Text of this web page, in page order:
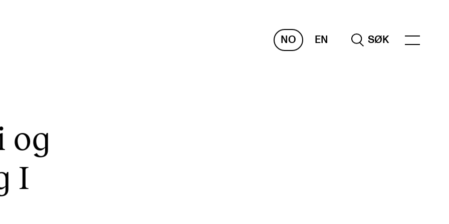
NO EN SØK
Plakat, program og markedsføring
Offentlige konserter
Interne konserter og arrangementer
og
I